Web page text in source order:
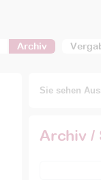
Archiv
Sie sehen
Archiv /